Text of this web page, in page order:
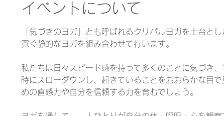
イベントについて
「気づきのヨガ」とも呼ばれるクリパルヨガを土台と
寛ぐ静的なヨガを組み合わせて行います。
私たちは日々スピード感を持って多くのことに気づき、
時にスローダウンし、起きていることをおおらかな目
めの直感力や自分を信頼する力を育むでしょう。